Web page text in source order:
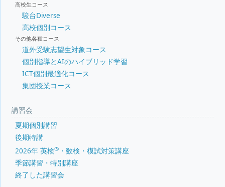
高校生コース
駿台Diverse
高校個別コース
その他各種コース
道外受験志望生対象コース
個別指導とAIのハイブリッド学習
ICT個別最適化コース
集団授業コース
講習会
夏期個別講習
後期特講
2026年 英検® ・数検・模試対策講座
季節講習・特別講座
終了した講習会